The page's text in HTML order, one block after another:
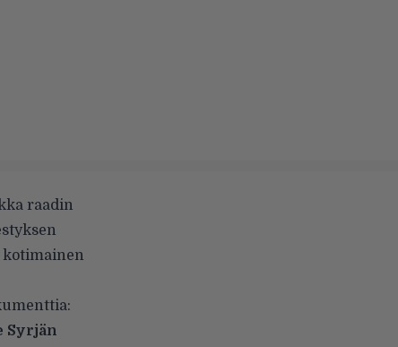
raadin
kotimainen
Syrjän